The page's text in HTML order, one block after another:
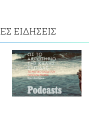
ΕΙΔΗΣΕΙΣ